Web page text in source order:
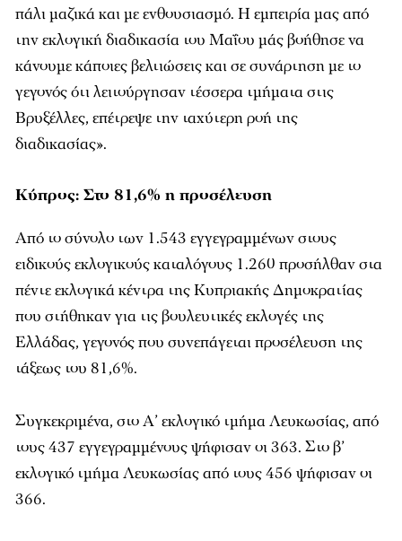
πάλι μαζικά και με ενθουσιασμό. Η εμπειρία μας από
την εκλογική διαδικασία του Μαΐου μάς βοήθησε να
κάνουμε κάποιες βελτιώσεις και σε συνάρτηση με το
γεγονός ότι λειτούργησαν τέσσερα τμήματα στις
Βρυξέλλες, επέτρεψε την ταχύτερη ροή της
διαδικασίας».
Κύπρος: Στο 81,6% η προσέλευση
Από το σύνολο των 1.543 εγγεγραμμένων στους
ειδικούς εκλογικούς καταλόγους 1.260 προσήλθαν στα
πέντε εκλογικά κέντρα της Κυπριακής Δημοκρατίας
που στήθηκαν για τις βουλευτικές εκλογές της
Ελλάδας, γεγονός που συνεπάγεται προσέλευση της
τάξεως του 81,6%.
Συγκεκριμένα, στο Α’ εκλογικό τμήμα Λευκωσίας, από
τους 437 εγγεγραμμένους ψήφισαν οι 363. Στο β’
εκλογικό τμήμα Λευκωσίας από τους 456 ψήφισαν οι
366.